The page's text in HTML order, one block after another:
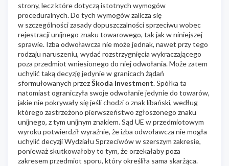
strony, lecz które dotyczą istotnych wymogów
proceduralnych. Do tych wymogów zalicza się
w szczególności zasady dopuszczalności sprzeciwu wobec
rejestracji unijnego znaku towarowego, tak jak w niniejszej
sprawie. Izba odwoławcza nie może jednak, nawet przy tego
rodzaju naruszeniu, wydać rozstrzygnięcia wykraczającego
poza przedmiot wniesionego do niej odwołania. Może zatem
uchylić taką decyzję jedynie w granicach żądań
sformułowanych przezŠkoda Investment. Spółka ta
natomiast ograniczyła swoje odwołanie jedynie do towarów,
jakie nie pokrywały się jeśli chodzi o znak libański, według
którego zastrzeżono pierwszeństwo zgłoszonego znaku
unijnego, z tym unijnym znakiem. Sąd UE w przedmiotowym
wyroku potwierdził wyraźnie, że izba odwoławcza nie mogła
uchylić decyzji Wydziału Sprzeciwów w szerszym zakresie,
ponieważ skutkowałoby to tym, że orzekałaby poza
zakresem przedmiot sporu, który określiła sama skarżąca.